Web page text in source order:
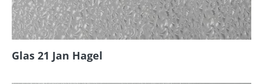
Glas 21 Jan Hagel